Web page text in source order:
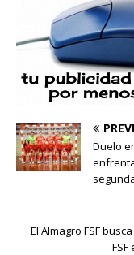
Duelo
El Almagro FSF